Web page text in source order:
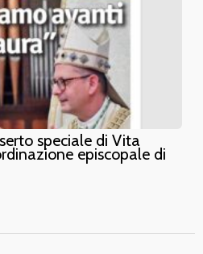
speciale di Vita
episcopale di